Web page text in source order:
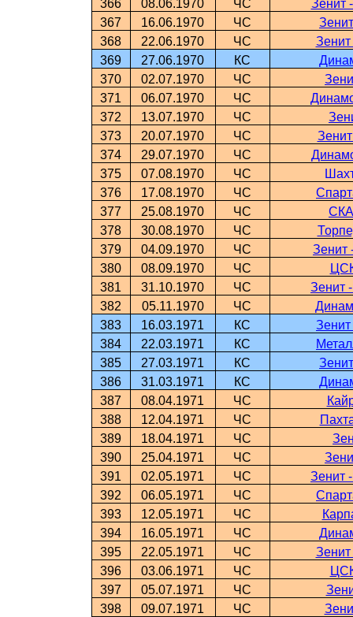
366 08.06.1970 ЧС
Зенит
367
16.06.1970 ЧС
368
22.06.1970 ЧС
369
27.06.1970 КС
370
02.07.1970 ЧС
371
06.07.1970 ЧС
372
13.07.1970 ЧС
373
20.07.1970 ЧС
374
29.07.1970 ЧС
375
07.08.1970 ЧС
376
17.08.1970 ЧС
377
25.08.1970 ЧС
378
30.08.1970 ЧС
379
04.09.1970 ЧС
Зенит
380
08.09.1970 ЧС
381
31.10.1970 ЧС
Зенит
382
05.11.1970 ЧС
383
16.03.1971 КС
384
22.03.1971 КС
385
27.03.1971 КС
386
31.03.1971 КС
387
08.04.1971 ЧС
388
12.04.1971 ЧС
389
18.04.1971 ЧС
390
25.04.1971 ЧС
391
02.05.1971 ЧС
Зенит
392
06.05.1971 ЧС
393
12.05.1971 ЧС
394
16.05.1971 ЧС
395
22.05.1971 ЧС
396
03.06.1971 ЧС
397
05.07.1971 ЧС
398
09.07.1971 ЧС